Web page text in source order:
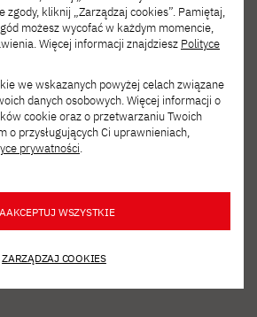
zgody, kliknij „Zarządzaj cookies”. Pamiętaj,
możesz wycofać w każdym momencie,
Więcej informacji znajdziesz Polityce
we wskazanych powyżej celach związane
danych osobowych. Więcej informacji o
cookie oraz o przetwarzaniu Twoich
o przysługujących Ci uprawnieniach,
prywatności.
WSZYSTKIE
ZARZĄDZAJ COOKIES